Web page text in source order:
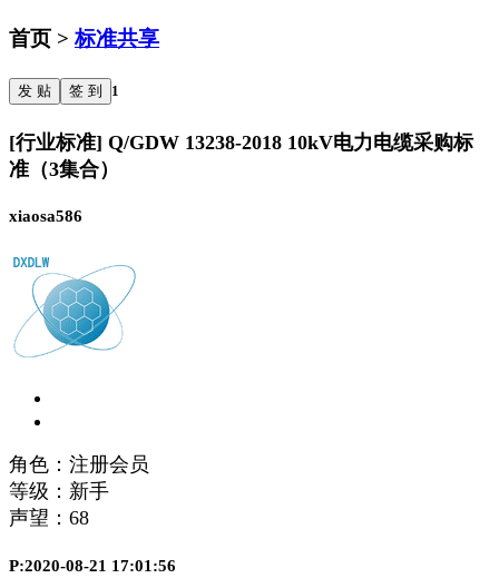
首页 >标准共享
发 贴 签 到 1
[行业标准] Q/GDW 13238-2018 10kV电力电缆采购标
准（3集合）
xiaosa586
角色：注册会员
等级：新手
声望： 68
P:2020-08-21 17:01:56